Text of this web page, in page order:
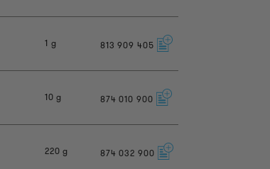
1 g 813 909 405
10 g 874 010 900
220 g 874 032 900